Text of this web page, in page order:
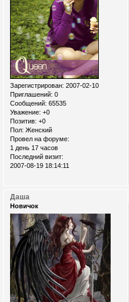
Зарегистрирован: 2007-02-10
Приглашений: 0
Сообщений: 65535
Уважение: +0
Позитив: +0
Пол: Женский
Провел на форуме:
1 день 17 часов
Последний визит:
2007-08-19 18:14:11
Даша
Новичок